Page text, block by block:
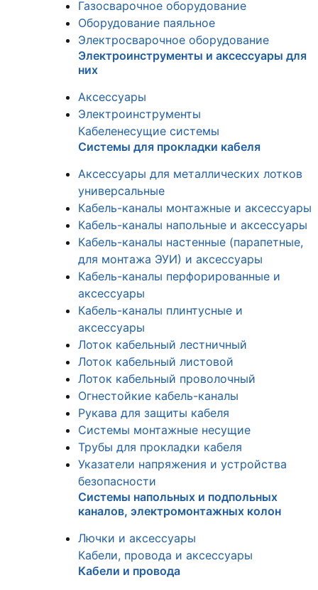
Газосварочное оборудование
Оборудование паяльное
Электросварочное оборудование
Электроинструменты и аксессуары для
них
Аксессуары
Электроинструменты
Кабеленесущие системы
Системы для прокладки кабеля
Аксессуары для металлических лотков
универсальные
Кабель-каналы монтажные и аксессуары
Кабель-каналы напольные и аксессуары
Кабель-каналы настенные (парапетные,
для монтажа ЭУИ) и аксессуары
Кабель-каналы перфорированные и
аксессуары
Кабель-каналы плинтусные и
аксессуары
Лоток кабельный лестничный
Лоток кабельный листовой
Лоток кабельный проволочный
Огнестойкие кабель-каналы
Рукава для защиты кабеля
Системы монтажные несущие
Трубы для прокладки кабеля
Указатели напряжения и устройства
безопасности
Системы напольных и подпольных
каналов, электромонтажных колон
Лючки и аксессуары
Кабели, провода и аксессуары
Кабели и провода